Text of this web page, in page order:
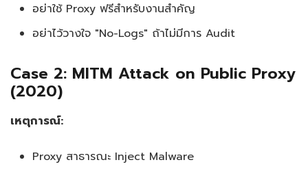
อย่าใช้ Proxy ฟรีสำหรับงานสำคัญ
อย่าไว้วางใจ "No-Logs" ถ้าไม่มีการ Audit
Case 2: MITM Attack on Public Proxy
(2020)
เหตุการณ์:
Proxy สาธารณะ Inject Malware